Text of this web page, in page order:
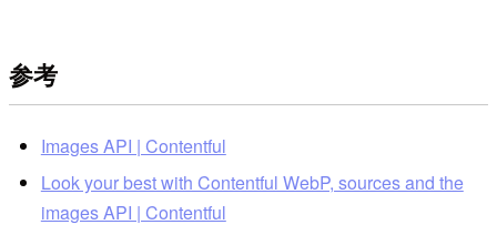
参考
Images API | Contentful
Look your best with Contentful WebP, sources and the
images API | Contentful